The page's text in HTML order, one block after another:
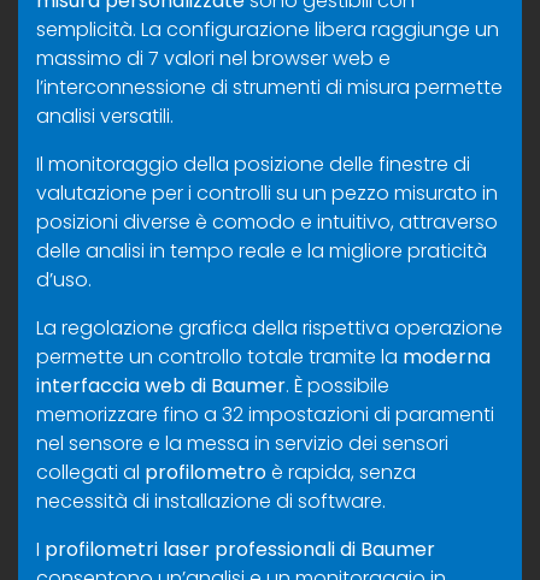
semplicità. La configurazione libera raggiunge un
massimo di 7 valori nel browser web e
l’interconnessione di strumenti di misura permette
analisi versatili.
Il monitoraggio della posizione delle finestre di
valutazione per i controlli su un pezzo misurato in
posizioni diverse è comodo e intuitivo, attraverso
delle analisi in tempo reale e la migliore praticità
d’uso.
La regolazione grafica della rispettiva operazione
permette un controllo totale tramite la moderna
interfaccia web di Baumer. È possibile
memorizzare fino a 32 impostazioni di paramenti
nel sensore e la messa in servizio dei sensori
collegati al profilometroè rapida, senza
necessità di installazione di software.
I profilometri laser professionali di Baumer